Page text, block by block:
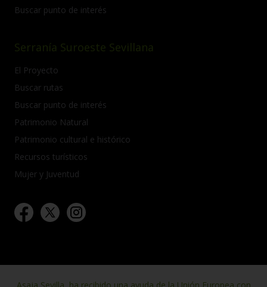
Buscar punto de interés
Serranía Suroeste Sevillana
El Proyecto
Buscar rutas
Buscar punto de interés
Patrimonio Natural
Patrimonio cultural e histórico
Recursos turísticos
Mujer y Juventud
Asaja Sevilla, ha recibido una ayuda de la Unión Europea con